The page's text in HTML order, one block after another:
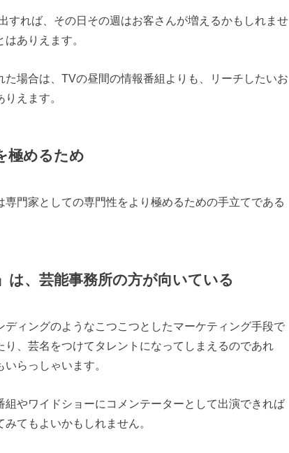
すれば、その日その週はお客さんが増えるかもしれませ
ありえます。
場合は、TVの昼間の情報番組よりも、リーチしたいお
えます。
極めるため
門家としての専門性をより極めるための手立てである
、芸能事務所の方が向いている
ィングのようなこつこつとしたマーケティング手段で
、芸名をつけてタレントになってしまえるのであれ
らっしゃいます。
やワイドショーにコメンテーターとして出演できれば
てもよいかもしれません。